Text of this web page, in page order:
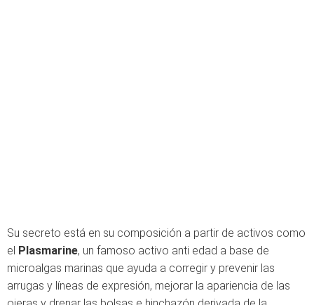
Su secreto está en su composición a partir de activos como
el Plasmarine, un famoso activo anti edad a base de
microalgas marinas que ayuda a corregir y prevenir las
arrugas y líneas de expresión, mejorar la apariencia de las